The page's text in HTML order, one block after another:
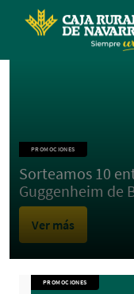
PROMOCIONES
Sorteamos 10
Guggenheim de
Ver más
PROMOCIONES